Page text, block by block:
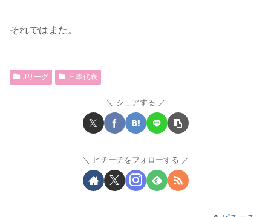
それではまた。
Jリーグ 日本代表
シェアする
ピチーチをフォローする